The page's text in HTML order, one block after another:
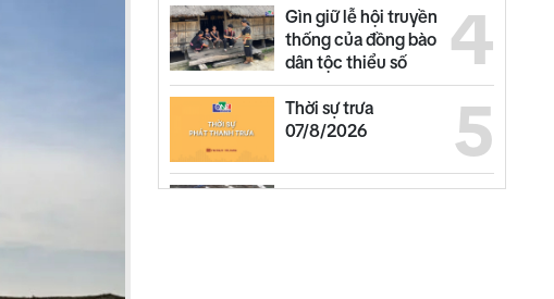
4
Gìn giữ lễ hội truyền
thống của đồng bào
dân tộc thiểu số
5
Thời sự trưa
07/8/2026
45 giây 1 chạm ngày